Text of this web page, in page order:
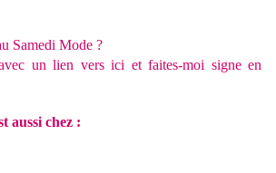
Samedi Mode ?
un lien vers ici et faites-moi signe en
aussi chez :